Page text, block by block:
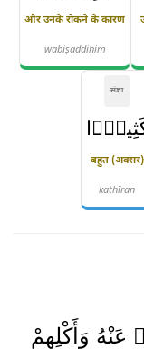
और उनके रोकने के कारण
wabiṣaddihim
संज्ञा
बहुत (अक्सर)
kathīran
وَأَكْلِهِمْ